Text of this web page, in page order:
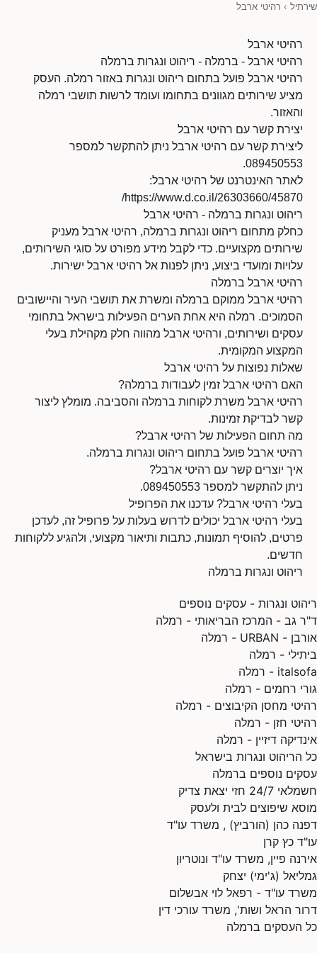
שירתיל › רהיטי ארבל
רהיטי ארבל
רהיטי ארבל - ברמלה - ריהוט ונגרות ברמלה
רהיטי ארבל פועל בתחום ריהוט ונגרות באזור רמלה. העסק
מציע שירותים מגוונים בתחומו ועומד לרשות תושבי רמלה
והאזור.
יצירת קשר עם רהיטי ארבל
ליצירת קשר עם רהיטי ארבל ניתן להתקשר למספר
089450553.
לאתר האינטרנט של רהיטי ארבל:
https://www.d.co.il/26303660/45870/
ריהוט ונגרות ברמלה - רהיטי ארבל
כחלק מתחום ריהוט ונגרות ברמלה, רהיטי ארבל מעניק
שירותים מקצועיים. כדי לקבל מידע מפורט על סוגי השירותים,
עלויות ומועדי ביצוע, ניתן לפנות אל רהיטי ארבל ישירות.
רהיטי ארבל ברמלה
רהיטי ארבל ממוקם ברמלה ומשרת את תושבי העיר והיישובים
הסמוכים. רמלה היא אחת הערים הפעילות בישראל בתחומי
עסקים ושירותים, ורהיטי ארבל מהווה חלק מקהילת בעלי
המקצוע המקומית.
שאלות נפוצות על רהיטי ארבל
האם רהיטי ארבל זמין לעבודות ברמלה?
רהיטי ארבל משרת לקוחות ברמלה והסביבה. מומלץ ליצור
קשר לבדיקת זמינות.
מה תחום הפעילות של רהיטי ארבל?
רהיטי ארבל פועל בתחום ריהוט ונגרות ברמלה.
איך יוצרים קשר עם רהיטי ארבל?
ניתן להתקשר למספר 089450553.
בעלי רהיטי ארבל? עדכנו את הפרופיל
בעלי רהיטי ארבל יכולים לדרוש בעלות על פרופיל זה, לעדכן
פרטים, להוסיף תמונות, כתבות ותיאור מקצועי, ולהגיע ללקוחות
חדשים.
ריהוט ונגרות ברמלה
ריהוט ונגרות - עסקים נוספים
ד"ר גב - המרכז הבריאותי - רמלה
אורבן - URBAN - רמלה
ביתילי - רמלה
italsofa - רמלה
גורי רחמים - רמלה
רהיטי מחסן הקיבוצים - רמלה
רהיטי חזן - רמלה
אינדיקה דיזיין - רמלה
כל הריהוט ונגרות בישראל
עסקים נוספים ברמלה
חשמלאי 24/7 חזי יצאת צדיק
מוסא שיפוצים לבית ולעסק
דפנה כהן (הורביץ) , משרד עו"ד
עו"ד כץ קרן
אירנה פיין, משרד עו"ד ונוטריון
גמליאל (ג'ימי) יצחק
משרד עו"ד - רפאל לוי אבשלום
דרור הראל ושות', משרד עורכי דין
כל העסקים ברמלה